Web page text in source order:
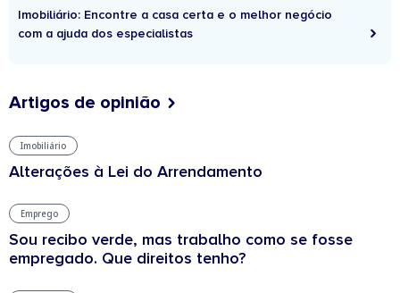
Imobiliário: Encontre a casa certa e o melhor negócio
com a ajuda dos especialistas
Artigos de opinião
Imobiliário
Alterações à Lei do Arrendamento
Emprego
Sou recibo verde, mas trabalho como se fosse
empregado. Que direitos tenho?